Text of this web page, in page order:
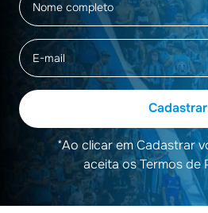
Cadastrar
*Ao clicar em Cadastrar
aceita os Termos de